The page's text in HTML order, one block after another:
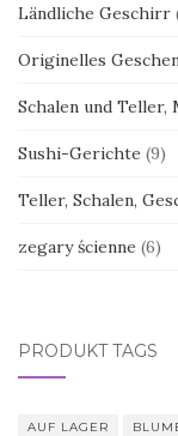
Ländliche Geschirr
Originelles
Schalen und Teller,
Sushi-Gerichte (9)
Teller, Schalen,
zegary ścienne (6)
PRODUKT TAGS
AUF LAGER